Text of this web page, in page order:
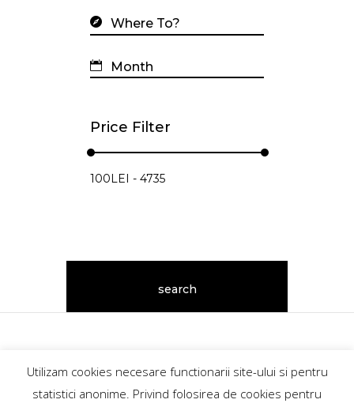
Price Filter
contact@goexplore.ro
Utilizam cookies necesare functionarii site-ului si pentru
statistici anonime. Privind folosirea de cookies pentru